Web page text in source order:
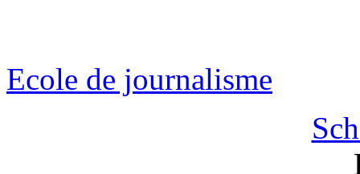
Ecole de journalisme